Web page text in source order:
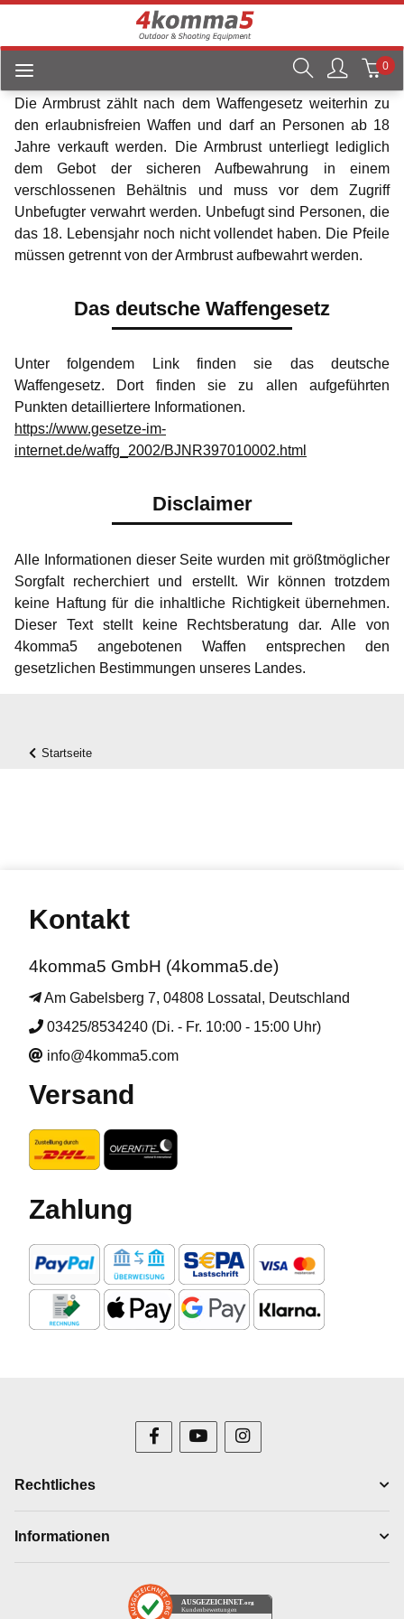
0
Information Armbrust
Die Armbrust zählt nach dem Waffengesetz weiterhin zu
den erlaubnisfreien Waffen und darf an Personen ab 18
Jahre verkauft werden. Die Armbrust unterliegt lediglich
dem Gebot der sicheren Aufbewahrung in einem
verschlossenen Behältnis und muss vor dem Zugriff
Unbefugter verwahrt werden. Unbefugt sind Personen, die
das 18. Lebensjahr noch nicht vollendet haben. Die Pfeile
müssen getrennt von der Armbrust aufbewahrt werden.
Das deutsche Waffengesetz
Unter folgendem Link finden sie das deutsche
Waffengesetz. Dort finden sie zu allen aufgeführten
Punkten detailliertere Informationen.
https://www.gesetze-im-
internet.de/waffg_2002/BJNR397010002.html
Disclaimer
Alle Informationen dieser Seite wurden mit größtmöglicher
Sorgfalt recherchiert und erstellt. Wir können trotzdem
keine Haftung für die inhaltliche Richtigkeit übernehmen.
Dieser Text stellt keine Rechtsberatung dar. Alle von
4komma5 angebotenen Waffen entsprechen den
gesetzlichen Bestimmungen unseres Landes.
Startseite
Kontakt
4komma5 GmbH (4komma5.de)
Am Gabelsberg 7, 04808 Lossatal, Deutschland
03425/8534240 (Di. - Fr. 10:00 - 15:00 Uhr)
info@4komma5.com
Versand
Zahlung
Rechtliches
Informationen
AUSGEZEICHNET.org
Kundenbewertungen